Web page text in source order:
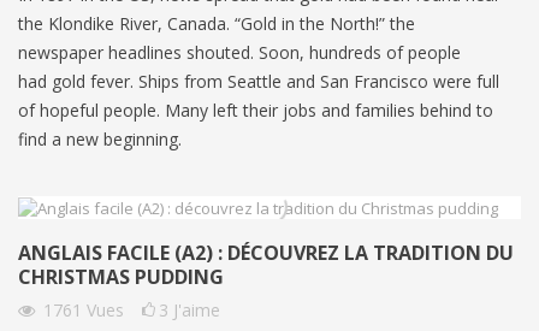
the Klondike River, Canada. “Gold in the North!” the
newspaper headlines shouted. Soon, hundreds of people
had gold fever. Ships from Seattle and San Francisco were full
of hopeful people. Many left their jobs and families behind to
find a new beginning.
ANGLAIS FACILE (A2) : DÉCOUVREZ LA TRADITION DU
CHRISTMAS PUDDING
1761 Vues 3 J'aime